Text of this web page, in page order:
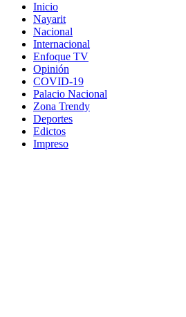
Inicio
Nayarit
Nacional
Internacional
Enfoque TV
Opinión
COVID-19
Palacio Nacional
Zona Trendy
Deportes
Edictos
Impreso